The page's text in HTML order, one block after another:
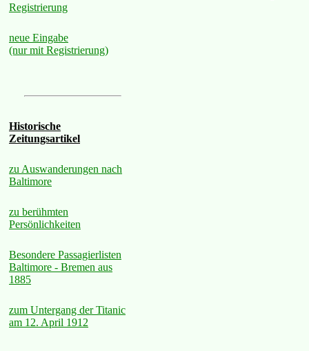
Registrierung
neue Eingabe
(nur mit Registrierung)
Historische
Zeitungsartikel
zu Auswanderungen nach
Baltimore
zu berühmten
Persönlichkeiten
Besondere Passagierlisten
Baltimore - Bremen aus
1885
zum Untergang der Titanic
am 12. April 1912